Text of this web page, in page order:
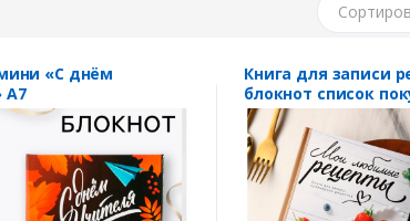
«С днём
Учителя» А7
Книга для записи
блокнот список
любимые рецепты"